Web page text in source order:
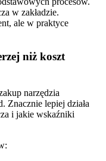
w zakładzie.
ale w praktyce
niż koszt
narzędzia
Znacznie lepiej działa
i jakie wskaźniki